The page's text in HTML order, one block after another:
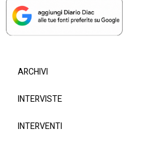
ARCHIVI
INTERVISTE
INTERVENTI